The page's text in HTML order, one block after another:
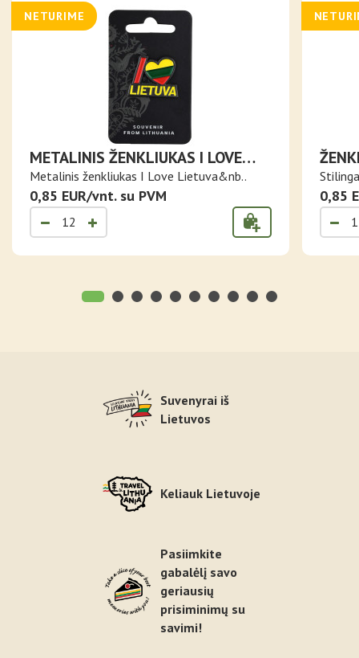
NETURIME
METALINIS ŽENKLIUKAS I LOVE
LIETUVA
Metalinis ženkliukas I Love Lietuva&nb..
0,85 EUR/vnt. su PVM 0,85
Suvenyrai iš
Lietuvos
Keliauk Lietuvoje
Pasiimkite
gabalėlį savo
geriausių
prisiminimų su
savimi!